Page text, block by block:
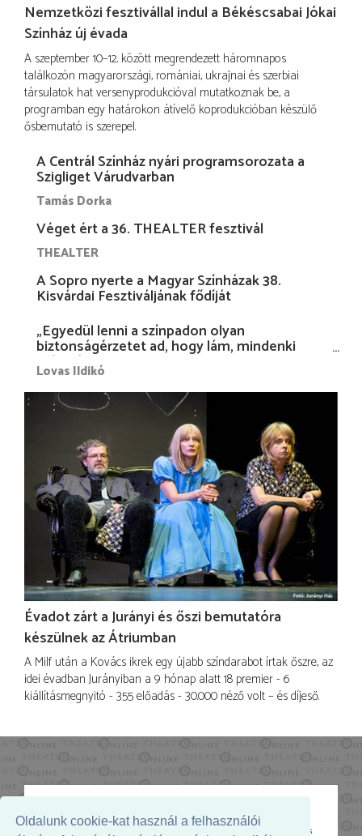
Oldalunk cookie-kat használ a felhasználói
Nemzetközi fesztivállal indul a Békéscsabai Jókai
Színház új évada
A szeptember 10–12. között megrendezett háromnapos
találkozón magyarországi, romániai, ukrajnai és szerbiai
társulatok hat versenyprodukcióval mutatkoznak be, a
programban egy határokon átívelő koprodukcióban készülő
ősbemutató is szerepel.
A Centrál Színház nyári programsorozata a
Szigliget Várudvarban
Tamás Dorka
Véget ért a 36. THEALTER fesztivál
THEALTER
A Sopro nyerte a Magyar Színházak 38.
Kisvárdai Fesztiváljának fődíját
„Egyedül lenni a színpadon olyan
biztonságérzetet ad, hogy lám, mindenki
más nélkül is megvagyok magammal…”
Lovas Ildikó
Évadot zárt a Jurányi és őszi bemutatóra
készülnek az Átriumban
A Milf után a Kovács ikrek egy újabb színdarabot írtak őszre, az
idei évadban Jurányiban a 9 hónap alatt 18 premier - 6
kiállításmegnyitó - 355 előadás - 30.000 néző volt – és díjeső.
Az oldal megjelenését támogatja: